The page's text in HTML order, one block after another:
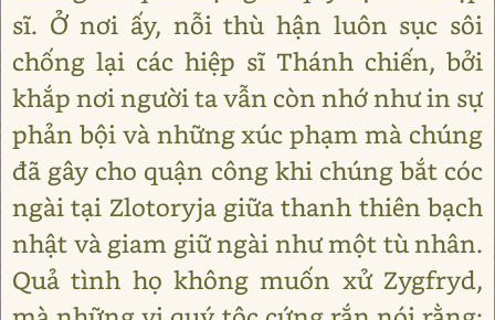
sĩ. Ở nơi ấy, nỗi thù hận luôn sục sôi
chống lại các hiệp sĩ Thánh chiến, bởi
khắp nơi người ta vẫn còn nhớ như in sự
phản bội và những xúc phạm mà chúng
đã gây cho quận công khi chúng bắt cóc
ngài tại Zlotoryja giữa thanh thiên bạch
nhật và giam giữ ngài như một tù nhân.
Quả tình họ không muốn xử Zygfryd,